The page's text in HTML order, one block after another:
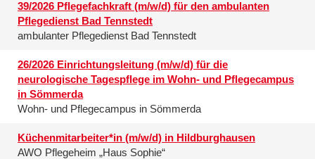
39/2026 Pflegefachkraft (m/w/d) für den ambulanten
Pflegedienst Bad Tennstedt
ambulanter Pflegedienst Bad Tennstedt
26/2026 Einrichtungsleitung (m/w/d) für die
neurologische Tagespflege im Wohn- und Pflegecampus
in Sömmerda
Wohn- und Pflegecampus in Sömmerda
Küchenmitarbeiter*in (m/w/d) in Hildburghausen
AWO Pflegeheim „Haus Sophie“